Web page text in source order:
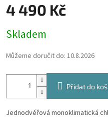
4 490 Kč
cena:
Skladem
Můžeme doručit do: 10.8.2026
Přidat do
Jednodvéřová monoklimatická